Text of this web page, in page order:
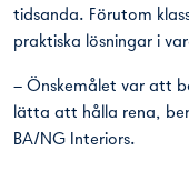
tidsanda. Förutom
praktiska lösningar i
– Önskemålet var att
lätta att hålla rena,
BA/NG Interiors.